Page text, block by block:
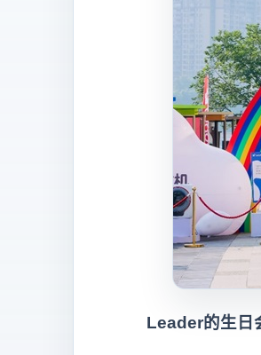
Leader的生日